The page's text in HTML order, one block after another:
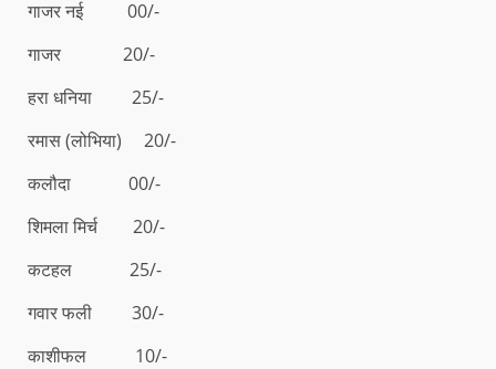
गाजर नई 00/-
गाजर 20/-
हरा धनिया 25/-
रमास (लोभिया) 20/-
कलौदा 00/-
शिमला मिर्च 20/-
कटहल 25/-
गवार फली 30/-
काशीफल 10/-